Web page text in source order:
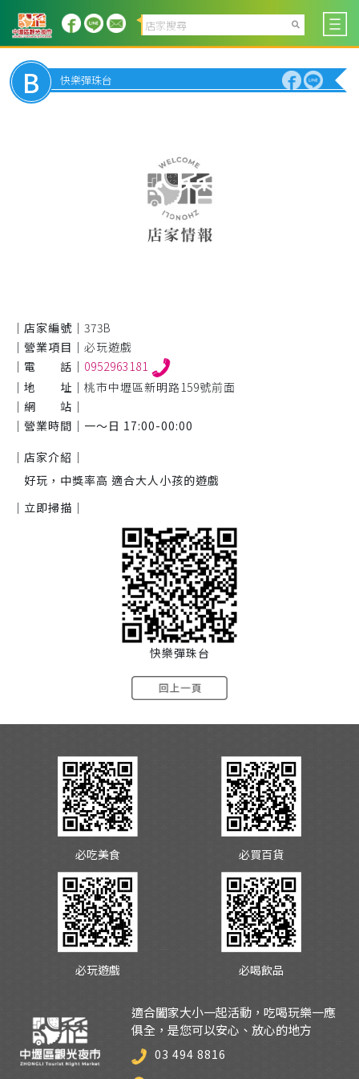
B 快樂彈珠台
｜店家編號｜ 373B
｜營業項目｜ 必玩遊戲
｜電 話｜ 0952963181
｜地 址｜ 桃市中壢區新明路159號前面
｜網 站｜
｜營業時間｜ 一～日 17:00-00:00
｜店家介紹｜
好玩，中獎率高 適合大人小孩的遊戲
｜立即掃描｜
快樂彈珠台
必吃美食 必買百貨
必玩遊戲 必喝飲品
適合闔家大小一起活動，吃喝玩樂一應
俱全，是您可以安心、放心的地方
03 494 8816